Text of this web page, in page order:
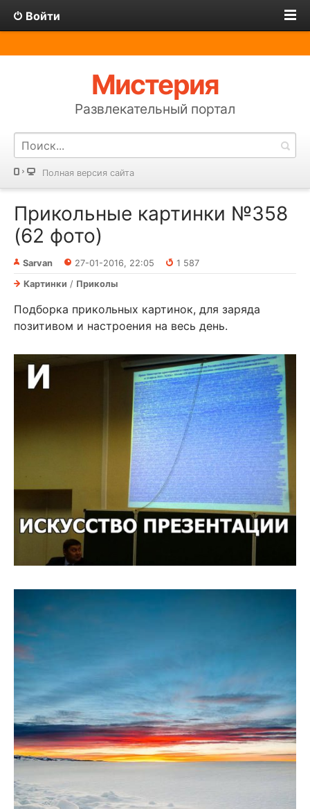
Войти
Мистерия
Развлекательный портал
Полная версия сайта
Прикольные картинки №358
(62 фото)
Sarvan 27-01-2016, 22:05
1 587
Картинки / Приколы
Подборка прикольных картинок, для заряда
позитивом и настроения на весь день.